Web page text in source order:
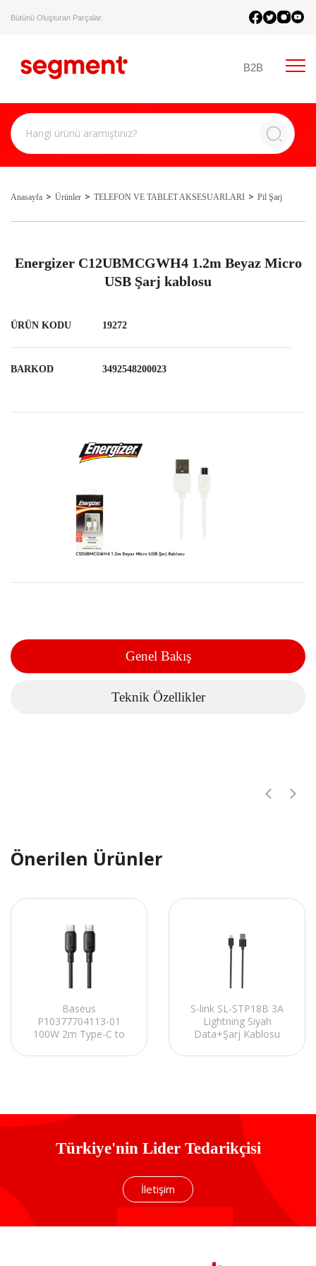
Bütünü Oluşturan Parçalar.
B2B
Anasayfa Ürünler TELEFON VE TABLET AKSESUARLARI Pil Şarj
Energizer C12UBMCGWH4 1.2m Beyaz Micro
USB Şarj kablosu
ÜRÜN KODU 19272
BARKOD 3492548200023
Genel Bakış
Teknik Özellikler
Önerilen Ürünler
Baseus
P10377704113-01
100W 2m Type-C to
Şarj Kablosu
S-link SL-STP18B 3A
Lightning Siyah
Data+Şarj Kablosu
Türkiye'nin Lider Tedarikçisi
İletişim